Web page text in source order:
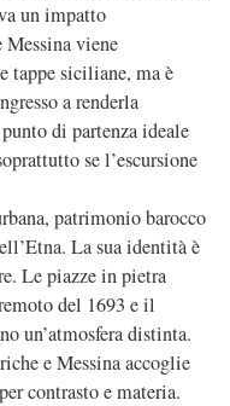
un impatto
Messina viene
tappe siciliane, ma è
a renderla
di partenza ideale
se l’escursione
patrimonio barocco
La sua identità è
Le piazze in pietra
del 1693 e il
un’atmosfera distinta.
e Messina accoglie
contrasto e materia.